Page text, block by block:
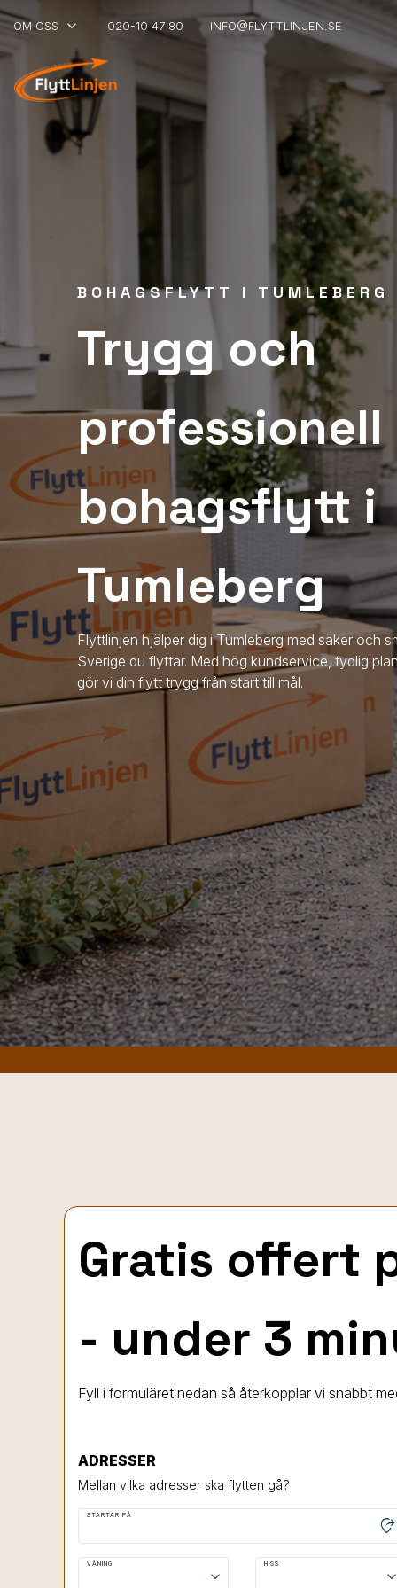
OM OSS keyboard_arrow_down 020-10 47 80 INFO@FLYTTLINJEN.SE
BOHAGSFLYTT I TUMLEBERG
Trygg och
professionell
bohagsflytt i
Tumleberg
Flyttlinjen hjälper dig i Tumleberg med säker och
Sverige du flyttar. Med hög kundservice, tydlig
gör vi din flytt trygg från start till mål.
Gratis offert
- under 3
Fyll i formuläret nedan så återkopplar vi snabbt
ADRESSER
Mellan vilka adresser ska flytten gå?
STARTAR PÅ
moved_location
VÅNING
keyboard_arrow_down
HISS
keyboard_arrow_down